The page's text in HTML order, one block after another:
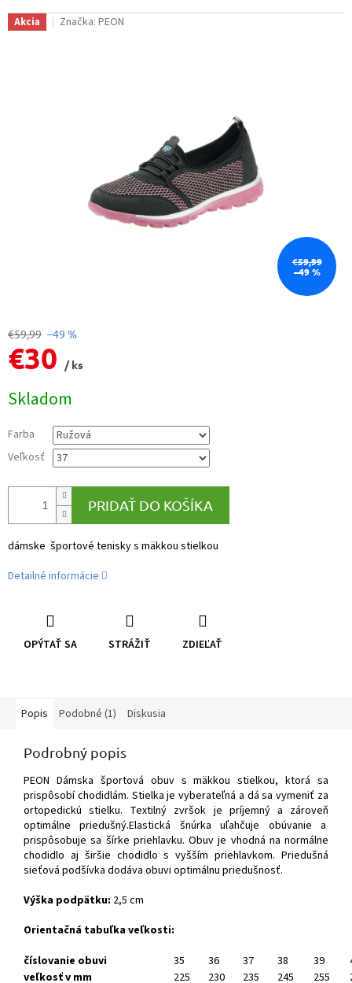
Akcia Značka: PEON
€59,99
–49 %
€59,99 –49 %
€30
/ ks
cena:
Skladom
Farba
Veľkosť
PRIDAŤ DO KOŠÍKA
dámske športové tenisky s mäkkou stielkou
Detailné informácie
OPÝTAŤ SA STRÁŽIŤ ZDIEĽAŤ
Popis Podobné (1) Diskusia
Podrobný popis
PEON Dámska športová obuv s mäkkou stielkou, ktorá sa
prispôsobí chodidlám. Stielka je vyberateľná a dá sa vymeniť za
ortopedickú stielku. Textilný zvršok je príjemný a zároveň
optimálne priedušný.Elastická šnúrka uľahčuje obúvanie a
prispôsobuje sa šírke priehlavku. Obuv je vhodná na normálne
chodidlo aj širšie chodidlo s vyšším priehlavkom. Priedušná
sieťová podšívka dodáva obuvi optimálnu priedušnosť.
Výška podpätku: 2,5 cm
Orientačná tabuľka veľkosti:
číslovanie obuvi
35 36 37 38 39
veľkosť v mm
225 230 235 245 255